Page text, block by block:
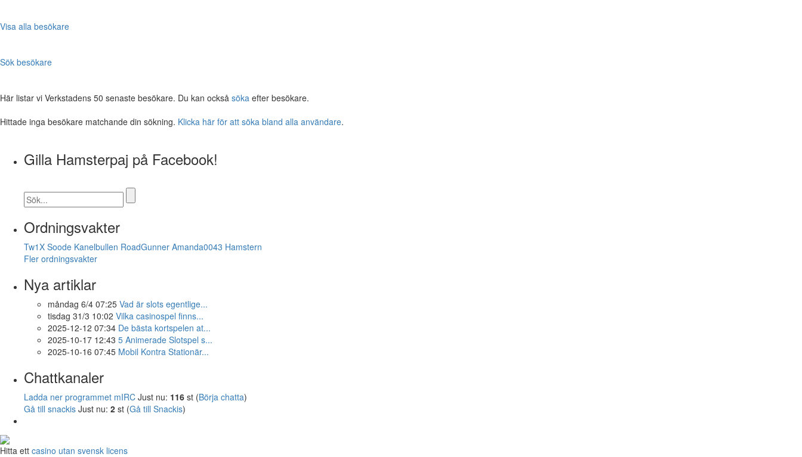
Visa alla besökare
Sök besökare
Här listar vi Verkstadens 50 senaste besökare. Du kan också söka efter besökare.
Hittade inga besökare matchande din sökning. Klicka här för att söka bland alla användare.
Gilla Hamsterpaj på Facebook!
Ordningsvakter
Tw1X Soode Kanelbullen RoadGunner Amanda0043 Hamstern
Fler ordningsvakter
Nya artiklar
måndag 6/4 07:25 Vad är slots egentlige...
tisdag 31/3 10:02 Vilka casinospel finns...
2025-12-12 07:34 De bästa kortspelen at...
2025-10-17 12:43 5 Animerade Slotspel s...
2025-10-16 07:45 Mobil Kontra Stationär...
Chattkanaler
Ladda ner programmet mIRC Just nu: 116 st (Börja chatta)
Gå till snackis Just nu: 2 st (Gå till Snackis)
Hitta ett casino utan svensk licens